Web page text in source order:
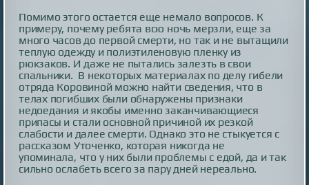
Помимо этого остается еще немало вопросов. К
примеру, почему ребята всю ночь мерзли, еще за
много часов до первой смерти, но так и не вытащили
теплую одежду и полиэтиленовую пленку из
рюкзаков. И даже не пытались залезть в свои
спальники. В некоторых материалах по делу гибели
отряда Коровиной можно найти сведения, что в
телах погибших были обнаружены признаки
недоедания и якобы именно заканчивающиеся
припасы и стали основной причиной их резкой
слабости и далее смерти. Однако это не стыкуется с
рассказом Уточенко, которая никогда не
упоминала, что у них были проблемы с едой, да и так
сильно ослабеть всего за пару дней нереально.